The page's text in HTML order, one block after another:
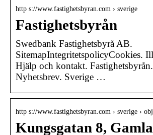
http s://www.fastighetsbyran.com › sverige
Fastighetsbyrån
Swedbank Fastighetsbyrå AB.
SitemapIntegritetspolicyCookies.
Hjälp och kontakt.
Nyhetsbrev. Sverige …
http s://www.fastighetsbyran.com › sverige ›
Kungsgatan 8,